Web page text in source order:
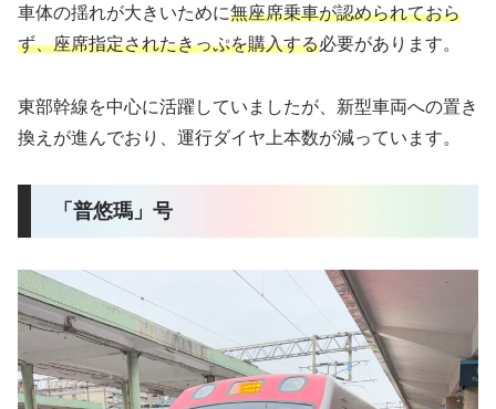
車体の揺れが大きいために無座席乗車が認められておら
ず、座席指定されたきっぷを購入する必要があります。
東部幹線を中心に活躍していましたが、新型車両への置き
換えが進んでおり、運行ダイヤ上本数が減っています。
「普悠瑪」号